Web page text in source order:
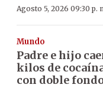
Agosto 5, 2026 09:30 p.
Mundo
Padre e hijo
kilos de
con doble